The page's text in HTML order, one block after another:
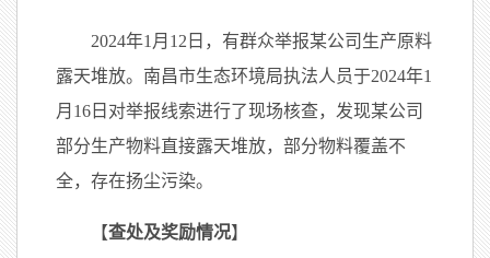
2024年1月12日，有群众举报某公司生产原料
露天堆放。南昌市生态环境局执法人员于2024年1
月16日对举报线索进行了现场核查，发现某公司
部分生产物料直接露天堆放，部分物料覆盖不
全，存在扬尘污染。
【查处及奖励情况】